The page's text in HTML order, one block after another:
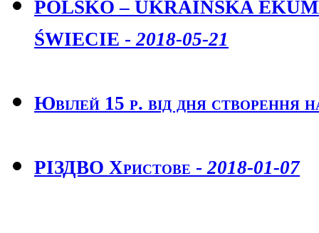
POLSKO – UKRAIŃSKA
ŚWIECIE -2018-05-21
Ювілей 15 р. від дня створення
РІЗДВО Христове -2018-01-07